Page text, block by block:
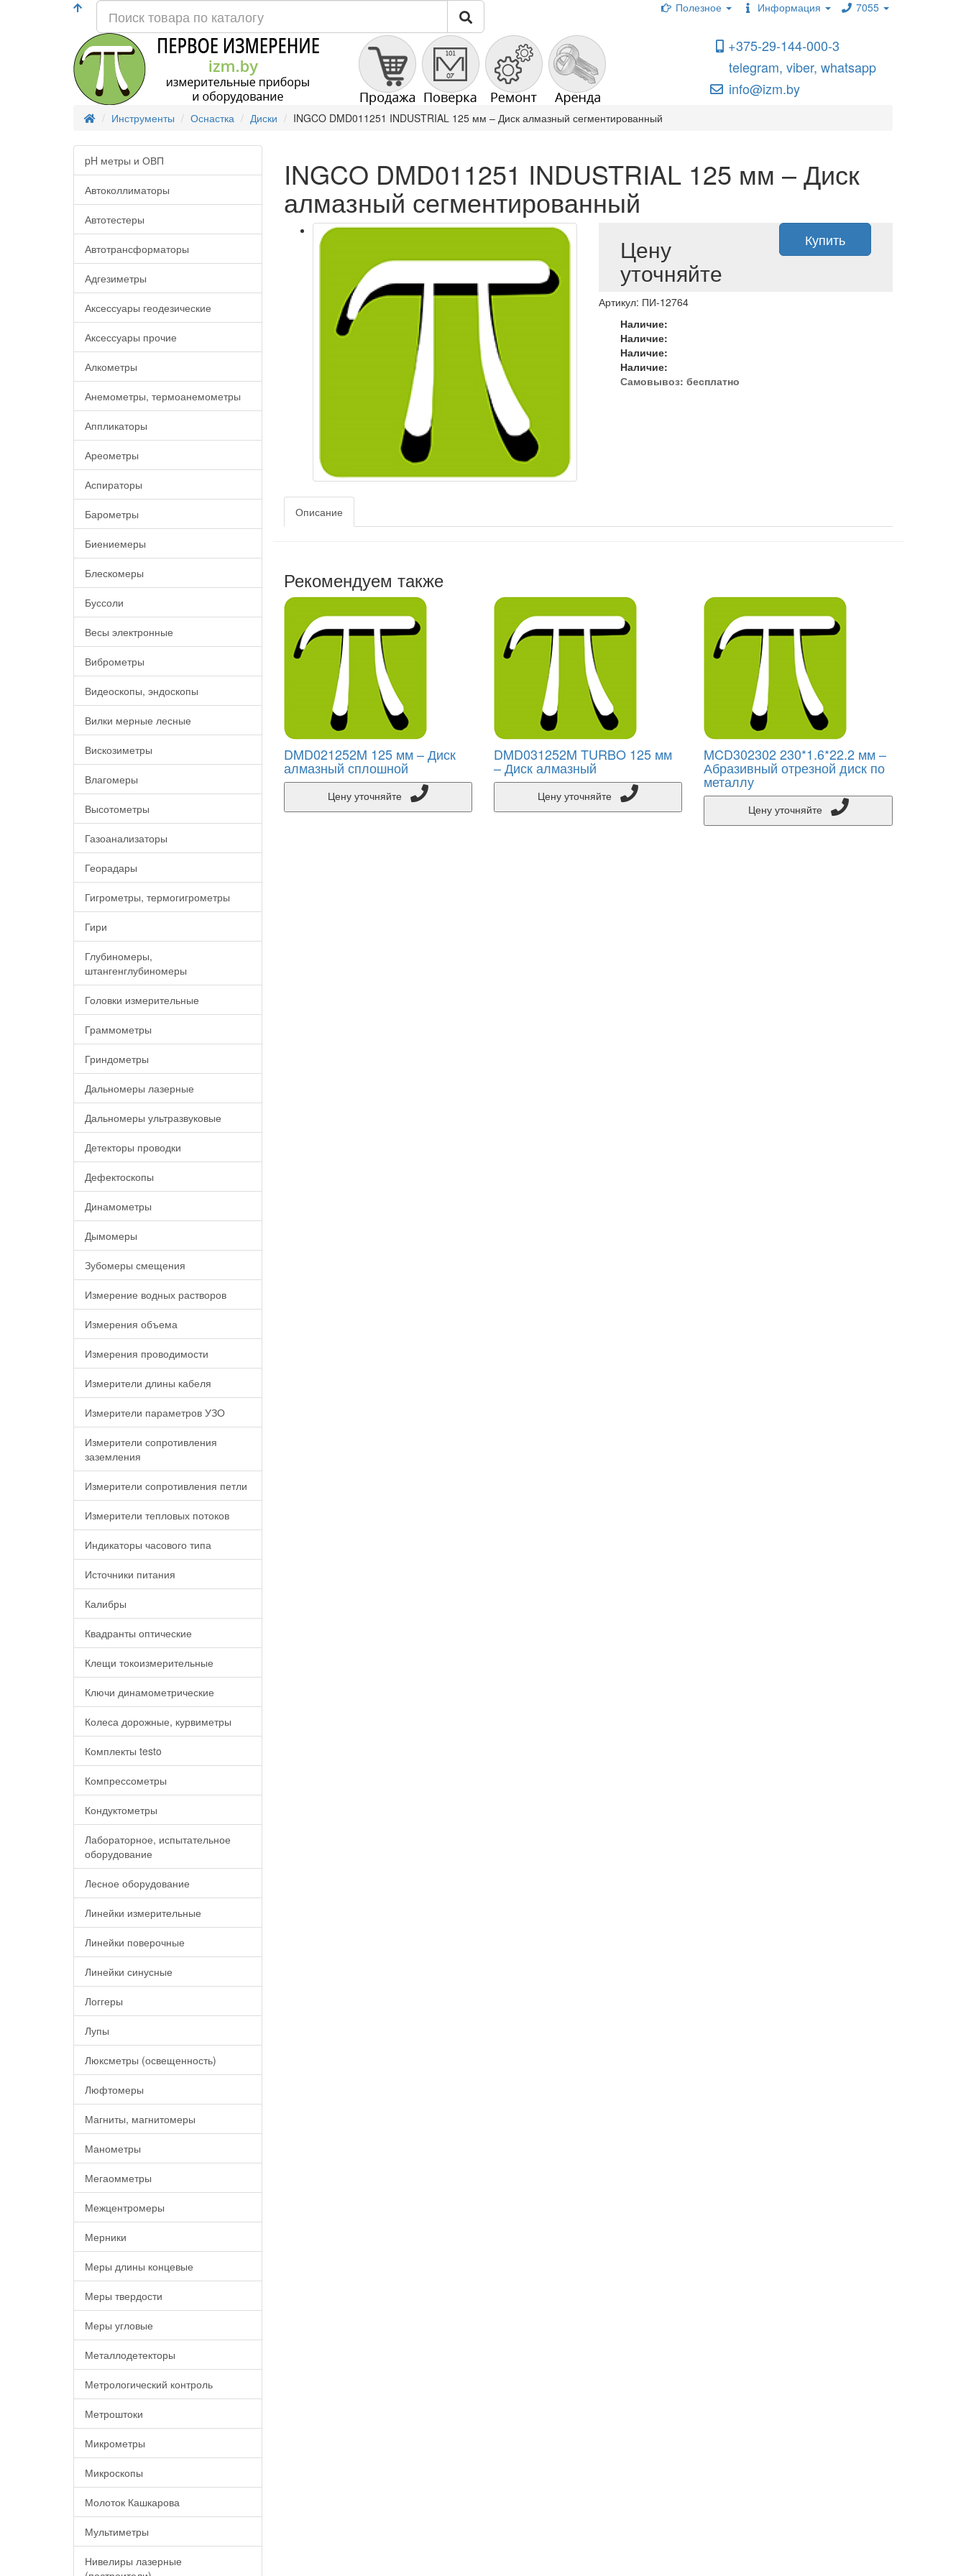
Полезное Информация 7055
+375-29-144-000-3
telegram, viber, whatsapp
info@izm.by
Инструменты Оснастка Диски INGCO DMD011251 INDUSTRIAL 125 мм – Диск алмазный сегментированный
pH метры и ОВП
Автоколлиматоры
Автотестеры
Автотрансформаторы
Адгезиметры
Аксессуары геодезические
Аксессуары прочие
Алкометры
Анемометры, термоанемометры
Аппликаторы
Ареометры
Аспираторы
Барометры
Биениемеры
Блескомеры
Буссоли
Весы электронные
Виброметры
Видеоскопы, эндоскопы
Вилки мерные лесные
Вискозиметры
Влагомеры
Высотометры
Газоанализаторы
Георадары
Гигрометры, термогигрометры
Гири
Глубиномеры,
штангенглубиномеры
Головки измерительные
Граммометры
Гриндометры
Дальномеры лазерные
Дальномеры ультразвуковые
Детекторы проводки
Дефектоскопы
Динамометры
Дымомеры
Зубомеры смещения
Измерение водных растворов
Измерения объема
Измерения проводимости
Измерители длины кабеля
Измерители параметров УЗО
Измерители сопротивления
заземления
Измерители сопротивления петли
Измерители тепловых потоков
Индикаторы часового типа
Источники питания
Калибры
Квадранты оптические
Клещи токоизмерительные
Ключи динамометрические
Колеса дорожные, курвиметры
Комплекты testo
Компрессометры
Кондуктометры
Лабораторное, испытательное
оборудование
Лесное оборудование
Линейки измерительные
Линейки поверочные
Линейки синусные
Логгеры
Лупы
Люксметры (освещенность)
Люфтомеры
Магниты, магнитомеры
Манометры
Мегаомметры
Межцентромеры
Мерники
Меры длины концевые
Меры твердости
Меры угловые
Металлодетекторы
Метрологический контроль
Метроштоки
Микрометры
Микроскопы
Молоток Кашкарова
Мультиметры
Нивелиры лазерные
INGCO DMD011251 INDUSTRIAL 125 мм – Диск
алмазный сегментированный
Цену
уточняйте
Купить
Артикул: ПИ-12764
Наличие:
Наличие:
Наличие:
Наличие:
Самовывоз:бесплатно
Описание
Рекомендуем также
DMD021252M 125 мм – Диск
алмазный сплошной
DMD031252M TURBO 125 мм
– Диск алмазный
Цену уточняйте
MCD302302 230*1.6*22.2 мм –
Абразивный отрезной диск по
металлу